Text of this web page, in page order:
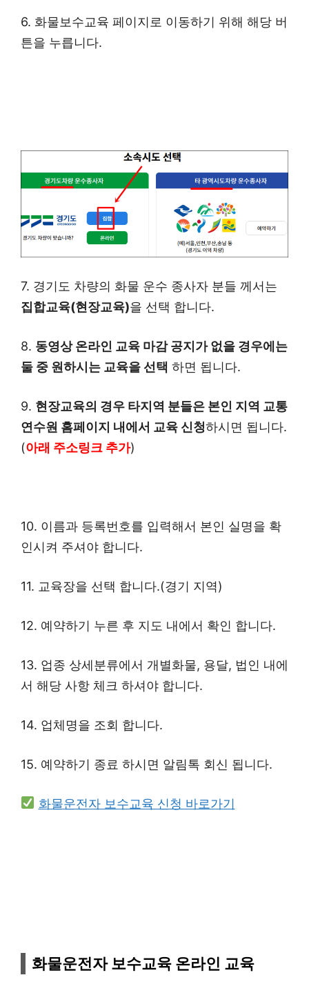
6. 화물보수교육 페이지로 이동하기 위해 해당 버
튼을 누릅니다.
7. 경기도 차량의 화물 운수 종사자 분들 께서는
집합교육(현장교육)을 선택 합니다.
8. 동영상 온라인 교육 마감 공지가 없을 경우에는
둘 중 원하시는 교육을 선택 하면 됩니다.
9. 현장교육의 경우 타지역 분들은 본인 지역 교통
연수원 홈페이지 내에서 교육 신청하시면 됩니다.
(아래 주소링크 추가)
10. 이름과 등록번호를 입력해서 본인 실명을 확
인시켜 주셔야 합니다.
11. 교육장을 선택 합니다.(경기 지역)
12. 예약하기 누른 후 지도 내에서 확인 합니다.
13. 업종 상세분류에서 개별화물, 용달, 법인 내에
서 해당 사항 체크 하셔야 합니다.
14. 업체명을 조회 합니다.
15. 예약하기 종료 하시면 알림톡 회신 됩니다.
화물운전자 보수교육 신청 바로가기
화물운전자 보수교육 온라인 교육